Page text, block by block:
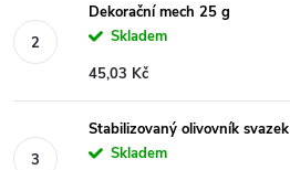
Dekorační mech 25 g
Skladem
45,03 Kč
Stabilizovaný olivovník svazek
Skladem